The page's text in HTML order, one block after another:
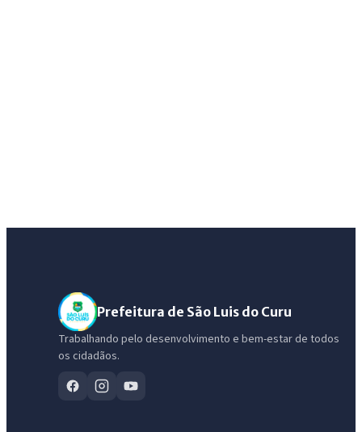
Prefeitura de São Luis do Curu
Trabalhando pelo desenvolvimento e bem-estar de todos
os cidadãos.